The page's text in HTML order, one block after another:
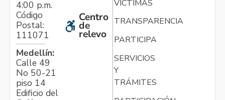
4:00 p.m.
Código
Postal:
111071
Medellín:
Calle 49
No 50-21
piso 14
Edificio del
Centro
de
relevo
VÍCTIMAS
TRANSPARENCIA
PARTICIPA
SERVICIOS
Y
TRÁMITES